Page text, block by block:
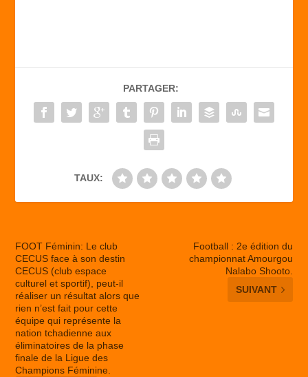
b
o
o
d
o
n
er
PARTAGER:
TAUX:
FOOT Féminin: Le club
CECUS face à son destin
CECUS (club espace
culturel et sportif), peut-il
réaliser un résultat alors que
rien n’est fait pour cette
équipe qui représente la
nation tchadienne aux
éliminatoires de la phase
finale de la Ligue des
Champions Féminine.
Football : 2e édition du
championnat Amourgou
Nalabo Shooto.
SUIVANT